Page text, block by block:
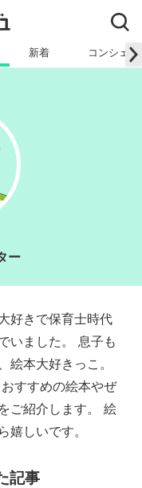
新着 コンシェ
ー
好きで保育士時代
いました。 息子も
絵本大好きっこ。
すすめの絵本やぜ
ご紹介します。 絵
嬉しいです。
記事